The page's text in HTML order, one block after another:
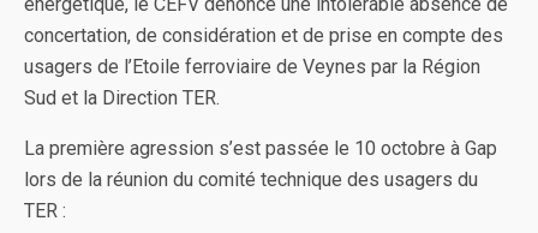
concertation, de considération et de prise en compte des
usagers de l’Etoile ferroviaire de Veynes par la Région
Sud et la Direction TER.
La première agression s’est passée le 10 octobre à Gap
lors de la réunion du comité technique des usagers du
TER :